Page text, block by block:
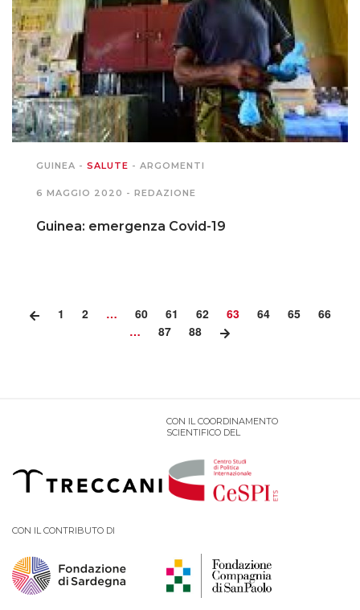
GUINEA - SALUTE - ARGOMENTI
6 MAGGIO 2020 - REDAZIONE
Guinea: emergenza Covid-19
1 2 … 60 61 62 63 64 65
66
…
87 88
CON IL COORDINAMENTO
SCIENTIFICO DEL
CON IL CONTRIBUTO DI